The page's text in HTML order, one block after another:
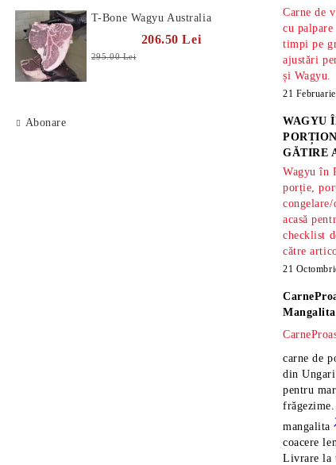
T-Bone Wagyu Australia
206.50 Lei
295.00 Lei
Abonare
Carne de
cu
timpi pe
ajustări
și Wagyu.
21
WAGYU
GĂTIRE
Wagyu în
porție,
acasă
checklist
către
21
Mangalita
carne de
din
pentru
mangalita
coacere
Livrare la